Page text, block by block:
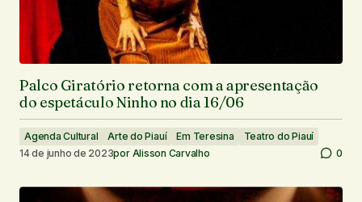
Palco Giratório retorna com a apresentação
do espetáculo Ninho no dia 16/06
Agenda Cultural Arte do Piauí Em Teresina
Teatro do Piauí
14 de junho de 2023por Alisson Carvalho 0